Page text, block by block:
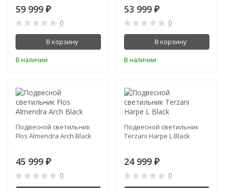
59 999 ₽
0
В корзину
В наличии
53 999 ₽
0
В корзину
В наличии
Подвесной светильник
Flos Almendra Arch Black
45 999 ₽
0
Подвесной светильник
Terzani Harpe L Black
24 999 ₽
0